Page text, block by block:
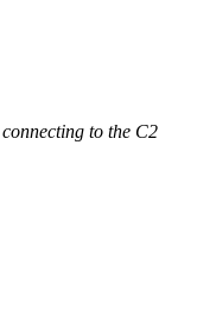
to the C2